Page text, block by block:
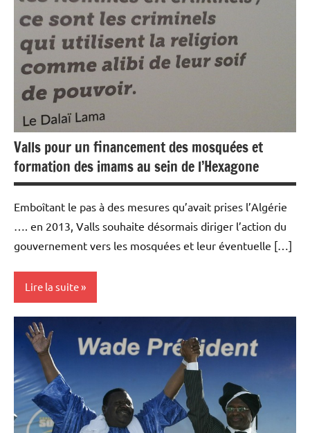
Valls pour un financement des mosquées et
formation des imams au sein de l’Hexagone
Emboîtant le pas à des mesures qu’avait prises l’Algérie
…. en 2013, Valls souhaite désormais diriger l’action du
gouvernement vers les mosquées et leur éventuelle […]
Lire la suite
Actualités
Economie